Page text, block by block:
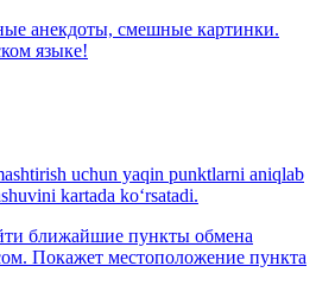
анекдоты, смешные картинки.
языке!
uchun yaqin punktlarni aniqlab
kartada ko‘rsatadi.
ближайшие пункты обмена
Покажет местоположение пункта